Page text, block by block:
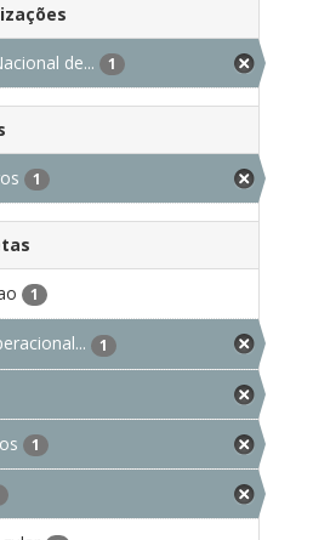
de... 1
1
1
1
1